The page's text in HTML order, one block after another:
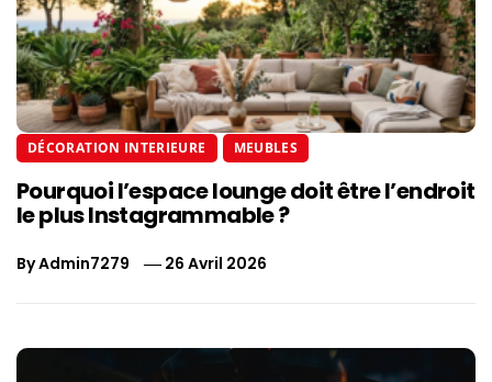
DÉCORATION INTERIEURE MEUBLES
Pourquoi l’espace lounge doit être l’endroit
le plus Instagrammable ?
ByAdmin7279 26 Avril 2026
Navigation